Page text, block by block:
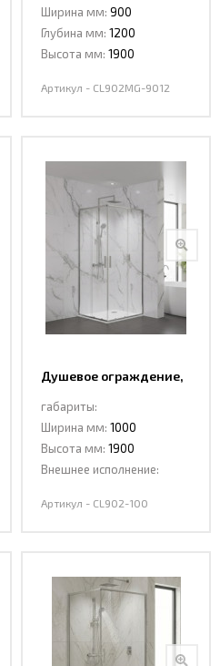
9012 MATT GOLD
Ширина мм: 900
Глубина мм: 1200
Высота мм: 1900
Артикул - CL902MG-9012
Душевое ограждение,
габариты:
Ширина мм: 1000
Высота мм: 1900
Внешнее исполнение:
Артикул - CL902-100